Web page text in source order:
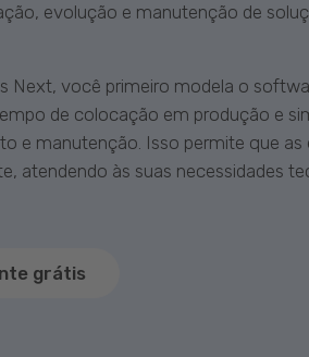
evolução e manutenção de
Next, você primeiro modela o
de colocação em produção e
e manutenção. Isso permite que as
atendendo às suas necessidades
grátis